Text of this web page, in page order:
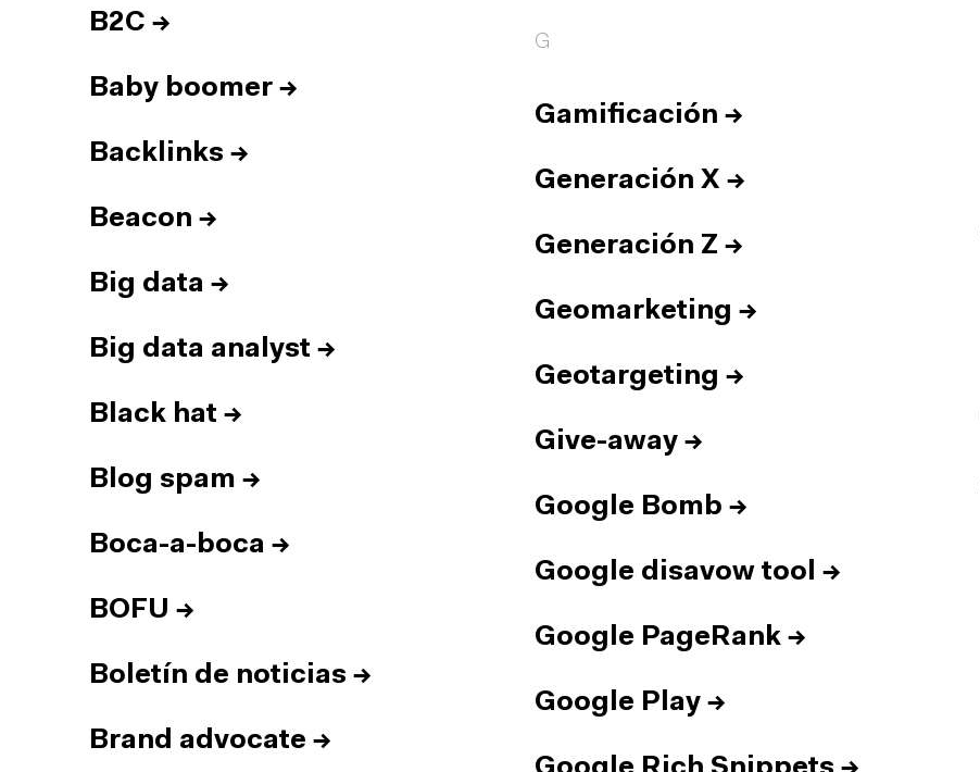
B2C →
Baby boomer →
Backlinks →
Beacon →
Big data →
Big data analyst →
Black hat →
Blog spam →
Boca-a-boca →
BOFU →
Boletín de noticias →
Brand advocate →
G
Gamificación →
Generación X →
Generación Z →
Geomarketing →
Geotargeting →
Give-away →
Google Bomb →
Google disavow tool →
Google PageRank →
Google Play →